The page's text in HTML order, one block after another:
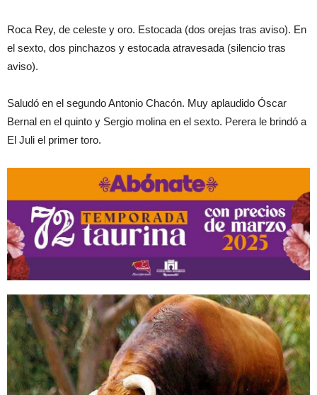
Roca Rey, de celeste y oro. Estocada (dos orejas tras aviso). En
el sexto, dos pinchazos y estocada atravesada (silencio tras
aviso).
Saludó en el segundo Antonio Chacón. Muy aplaudido Óscar
Bernal en el quinto y Sergio molina en el sexto. Perera le brindó a
El Juli el primer toro.